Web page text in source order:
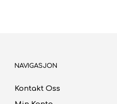
NAVIGASJON
Kontakt Oss